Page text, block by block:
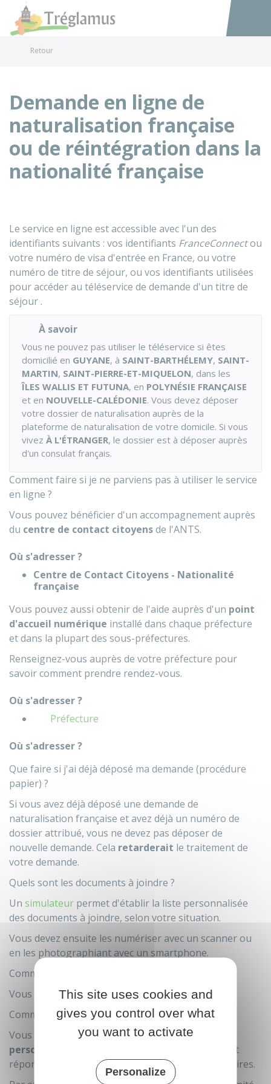
Accéder
Retour
Demande en ligne de
naturalisation française
ou de réintégration dans la
nationalité française
Le service en ligne est accessible avec l'un des
identifiants suivants : vos identifiants FranceConnectou
votre numéro de visa d'entrée en France, ou votre
numéro de titre de séjour, ou vos identifiants utilisées
pour accéder au téléservice de demande d'un titre de
séjour .
À savoir
Vous ne pouvez pas utiliser le téléservice si êtes
domicilié en GUYANE, à SAINT-BARTHÉLEMY, SAINT-
MARTIN, SAINT-PIERRE-ET-MIQUELON, dans les
ÎLES WALLIS ET FUTUNA, en POLYNÉSIE FRANÇAISE
et en NOUVELLE-CALÉDONIE. Vous devez déposer
votre dossier de naturalisation auprès de la
plateforme de naturalisation de votre domicile. Si vous
vivez À L'ÉTRANGER, le dossier est à déposer auprès
d'un consulat français.
Comment faire si je ne parviens pas à utiliser le service
en ligne ?
Vous pouvez bénéficier d'un accompagnement auprès
du centre de contact citoyensde l'ANTS.
Où s'adresser ?
Centre de Contact Citoyens - Nationalité
française
Vous pouvez aussi obtenir de l'aide auprès d'un point
d'accueil numérique installé dans chaque préfecture
et dans la plupart des sous-préfectures.
Renseignez-vous auprès de votre préfecture pour
savoir comment prendre rendez-vous.
Où s'adresser ?
Préfecture
Où s'adresser ?
Que faire si j'ai déjà déposé ma demande (procédure
papier) ?
Si vous avez déjà déposé une demande de
naturalisation française et avez déjà un numéro de
dossier attribué, vous ne devez pas déposer de
nouvelle demande. Cela retarderait le traitement de
votre demande.
Quels sont les documents à joindre ?
Un simulateur permet d'établir la liste personnalisée
des documents à joindre, selon votre situation.
Vous devez ensuite les numériser avec un scanner ou
en les photographiant avec un smartphone.
Comment savoir s'il manque des documents ?
Vous serez contacté s'il manque des documents.
Comment suivre ma demande ?
Vous pourrez directement voirsur votre espace
personnel en ligne
l'avancée de votre demande et
répondre aux éventuelles demandes supplémentaires.
This site uses cookies and
gives you control over what
you want to activate
Personalize